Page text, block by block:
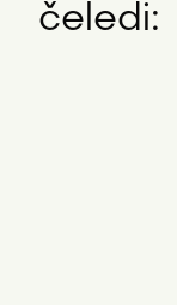
čeledi: